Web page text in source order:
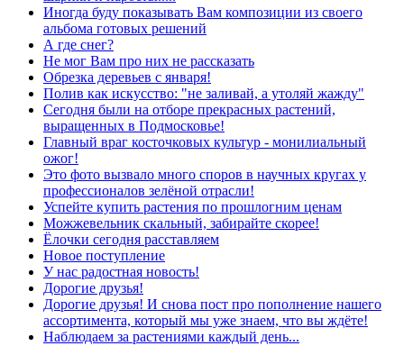
Иногда буду показывать Вам композиции из своего
альбома готовых решений
А где снег?
Не мог Вам про них не рассказать
Обрезка деревьев с января!
Полив как искусство: "не заливай, а утоляй жажду"
Сегодня были на отборе прекрасных растений,
выращенных в Подмосковье!
Главный враг косточковых культур - монилиальный
ожог!
Это фото вызвало много споров в научных кругах у
профессионалов зелёной отрасли!
Успейте купить растения по прошлогним ценам
Можжевельник скальный, забирайте скорее!
Ёлочки сегодня расставляем
Новое поступление
У нас радостная новость!
Дорогие друзья!
Дорогие друзья! И снова пост про пополнение нашего
ассортимента, который мы уже знаем, что вы ждёте!
Наблюдаем за растениями каждый день...